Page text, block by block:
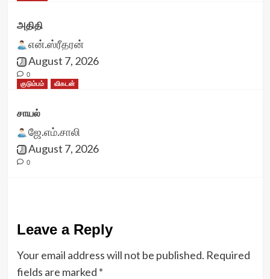
அதிதி
என்.ஸ்ரீதரன்
August 7, 2026
0
குடும்பம்
விகடன்
சாயல்
ஜே.எம்.சாலி
August 7, 2026
0
Leave a Reply
Your email address will not be published. Required
fields are marked *